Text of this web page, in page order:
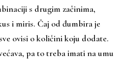
s drugim začinima,
i miris. Čaj od đumbira je
ovisi o količini koju dodate.
pa to treba imati na umu